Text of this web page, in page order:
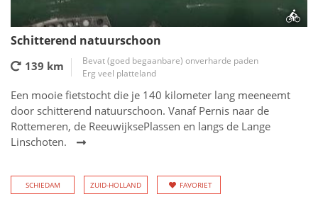
Schitterend natuurschoon
139 km
Bevat (goed begaanbare) onverharde paden
Erg veel platteland
Een mooie fietstocht die je 140 kilometer lang meeneemt
door schitterend natuurschoon. Vanaf Pernis naar de
Rottemeren, de ReeuwijksePlassen en langs de Lange
Linschoten.
SCHIEDAM ZUID-HOLLAND FAVORIET